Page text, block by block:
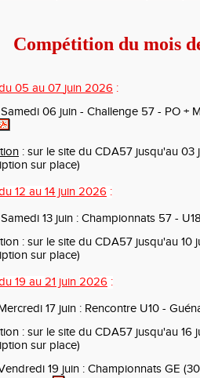
Compétition du mois
05 au 07 juin 2026 :
Samedi 06 juin - Challenge 57 - PO +
: sur le site du CDA57 jusqu'au 03
sur place)
12 au 14 juin 2026 :
Samedi 13 juin : Championnats 57 -
: sur le site du CDA57 jusqu'au 10
sur place)
19 au 21 juin 2026 :
17 juin : Rencontre U10 -
: sur le site du CDA57 jusqu'au 16
sur place)
19 juin : Championnats GE